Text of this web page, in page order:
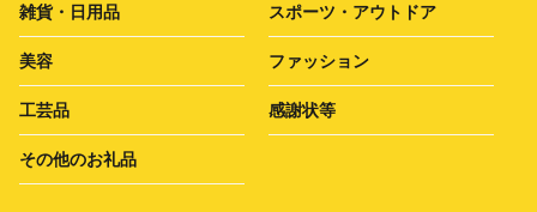
雑貨・日用品 スポーツ・アウトドア
美容 ファッション
工芸品 感謝状等
その他のお礼品